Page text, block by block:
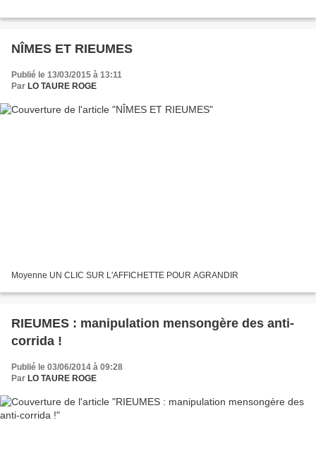
NÎMES ET RIEUMES
Publié le 13/03/2015 à 13:11
Par LO TAURE ROGE
Moyenne UN CLIC SUR L'AFFICHETTE POUR AGRANDIR
RIEUMES : manipulation mensongère des anti-
corrida !
Publié le 03/06/2014 à 09:28
Par LO TAURE ROGE